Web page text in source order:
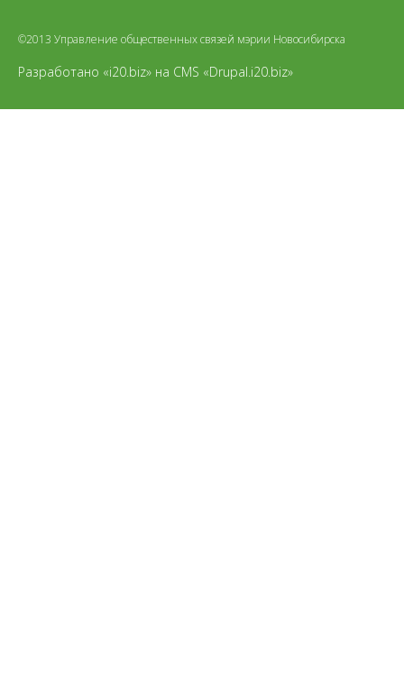
©2013 Управление общественных связей мэрии Новосибирска
Разработано «i20.biz» на CMS «Drupal.i20.biz»